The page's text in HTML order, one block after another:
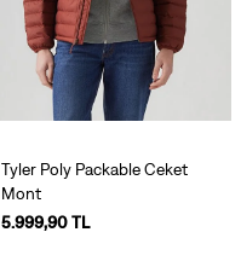
Tyler Poly Packable Ceket
Mont
5.999,90 TL